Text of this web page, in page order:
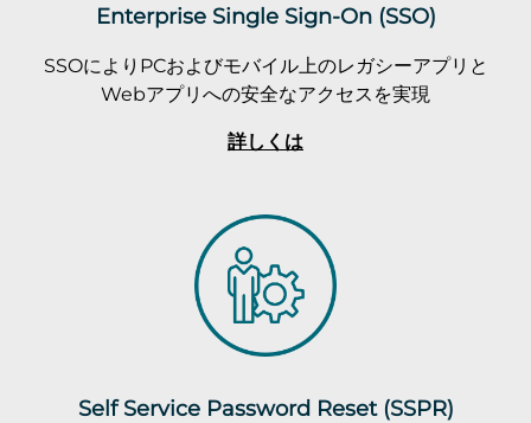
Enterprise Single Sign-On (SSO)
SSOによりPCおよびモバイル上のレガシーアプリと
Webアプリへの安全なアクセスを実現
詳しくは
Self Service Password Reset (SSPR)